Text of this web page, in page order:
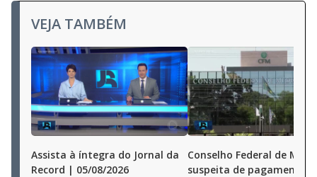
VEJA TAMBÉM
Assista à íntegra do Jornal da
Record | 05/08/2026
Conselho Federal de
suspeita de pagamentos